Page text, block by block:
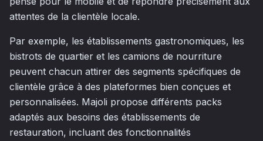
attentes de la clientèle locale.
Par exemple, les établissements gastronomiques, les
bistrots de quartier et les camions de nourriture
peuvent chacun attirer des segments spécifiques de
clientèle grâce à des plateformes bien conçues et
personnalisées. Majoli propose différents packs
adaptés aux besoins des établissements de
restauration, incluant des fonctionnalités